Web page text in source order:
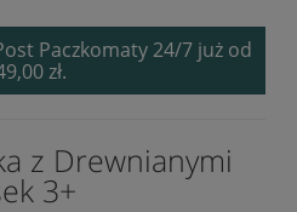
Paczkomaty 24/7 już od
zł.
z Drewnianymi
3+